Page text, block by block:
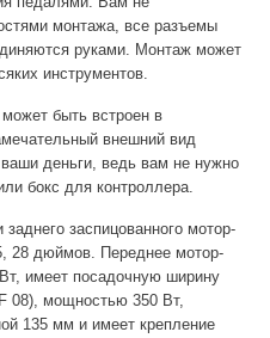
монтажа, все разъемы
руками. Монтаж может
инструментов.
быть встроен в
внешний вид
деньги, ведь вам не нужно
бокс для контроллера.
заспицованного мотор-
28 дюймов. Переднее мотор-
имеет посадочную ширину
08), мощностью 350 Вт,
135 мм и имеет крепление